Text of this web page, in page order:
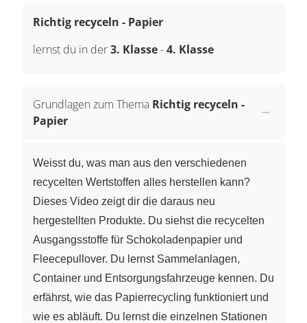
Richtig recyceln - Papier
lernst du in der3. Klasse-4. Klasse
Grundlagen zum Thema Richtig recyceln -
Papier
Weisst du, was man aus den verschiedenen
recycelten Wertstoffen alles herstellen kann?
Dieses Video zeigt dir die daraus neu
hergestellten Produkte. Du siehst die recycelten
Ausgangsstoffe für Schokoladenpapier und
Fleecepullover. Du lernst Sammelanlagen,
Container und Entsorgungsfahrzeuge kennen. Du
erfährst, wie das Papierrecycling funktioniert und
wie es abläuft. Du lernst die einzelnen Stationen